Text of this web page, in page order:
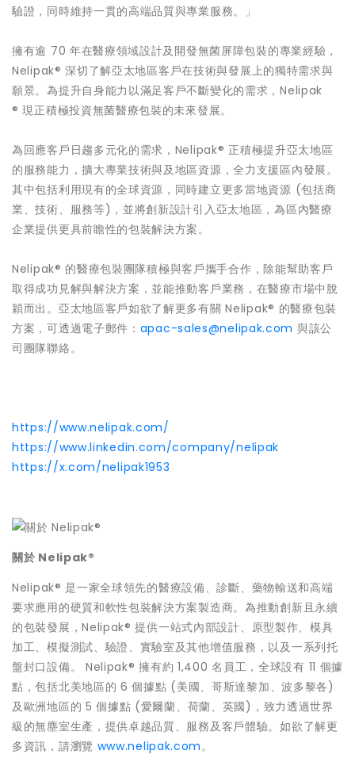
驗證，同時維持一貫的高端品質與專業服務。」
擁有逾 70 年在醫療領域設計及開發無菌屏障包裝的專業經驗，
Nelipak® 深切了解亞太地區客戶在技術與發展上的獨特需求與
願景。為提升自身能力以滿足客戶不斷變化的需求，Nelipak
® 現正積極投資無菌醫療包裝的未來發展。
為回應客戶日趨多元化的需求，Nelipak® 正積極提升亞太地區
的服務能力，擴大專業技術與及地區資源，全力支援區內發展。
其中包括利用現有的全球資源，同時建立更多當地資源 (包括商
業、技術、服務等)，並將創新設計引入亞太地區，為區內醫療
企業提供更具前瞻性的包裝解決方案。
Nelipak® 的醫療包裝團隊積極與客戶攜手合作，除能幫助客戶
取得成功見解與解決方案，並能推動客戶業務，在醫療市場中脫
穎而出。亞太地區客戶如欲了解更多有關 Nelipak® 的醫療包裝
方案，可透過電子郵件： apac-sales@nelipak.com 與該公
司團隊聯絡。
https://www.nelipak.com/
https://www.linkedin.com/company/nelipak
https://x.com/nelipak1953
關於 Nelipak®
Nelipak® 是一家全球領先的醫療設備、診斷、藥物輸送和高端
要求應用的硬質和軟性包裝解決方案製造商。為推動創新且永續
的包裝發展，Nelipak® 提供一站式內部設計、原型製作、模具
加工、模擬測試、驗證、實驗室及其他增值服務，以及一系列托
盤封口設備。 Nelipak® 擁有約 1,400 名員工，全球設有 11 個據
點，包括北美地區的 6 個據點 (美國、哥斯達黎加、波多黎各)
及歐洲地區的 5 個據點 (愛爾蘭、荷蘭、英國)，致力透過世界
級的無塵室生產，提供卓越品質、服務及客戶體驗。如欲了解更
多資訊，請瀏覽 www.nelipak.com。